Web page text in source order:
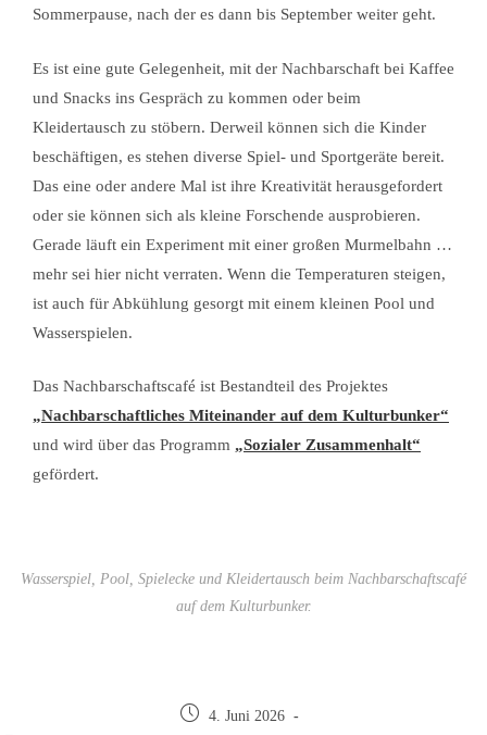
Sommerpause, nach der es dann bis September weiter geht.
Es ist eine gute Gelegenheit, mit der Nachbarschaft bei Kaffee
und Snacks ins Gespräch zu kommen oder beim
Kleidertausch zu stöbern. Derweil können sich die Kinder
beschäftigen, es stehen diverse Spiel- und Sportgeräte bereit.
Das eine oder andere Mal ist ihre Kreativität herausgefordert
oder sie können sich als kleine Forschende ausprobieren.
Gerade läuft ein Experiment mit einer großen Murmelbahn …
mehr sei hier nicht verraten. Wenn die Temperaturen steigen,
ist auch für Abkühlung gesorgt mit einem kleinen Pool und
Wasserspielen.
Das Nachbarschaftscafé ist Bestandteil des Projektes
„Nachbarschaftliches Miteinander auf dem Kulturbunker“
und wird über das Programm „Sozialer Zusammenhalt“
gefördert.
Wasserspiel, Pool, Spielecke und Kleidertausch beim Nachbarschaftscafé
auf dem Kulturbunker.
4. Juni 2026